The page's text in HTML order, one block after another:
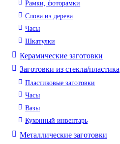
Рамки, фоторамки
Слова из дерева
Часы
Шкатулки
Керамические заготовки
Заготовки из стекла/пластика
Пластиковые заготовки
Часы
Вазы
Кухонный инвентарь
Металлические заготовки